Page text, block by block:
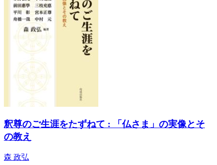
釈尊のご生涯をたずねて : 「仏さま」の実像とそ
の教え
森 政弘